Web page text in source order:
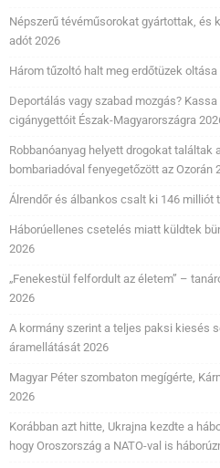
Népszerű tévéműsorokat gyártottak, és
adót 2026
Három tűzoltó halt meg erdőtüzek
Deportálás vagy szabad mozgás?
cigánygettóit Észak-Magyarországra
Robbanóanyag helyett drogokat találtak
bombariadóval fenyegetőzött az Ozorán
Álrendőr és álbankos csalt ki 146 milliót
Háborúellenes csetelés miatt küldtek
2026
„Fenekestül felfordult az életem” –
2026
A kormány szerint a teljes paksi kiesés
áramellátását 2026
Magyar Péter szombaton megígérte,
2026
Korábban azt hitte, Ukrajna kezdte a
hogy Oroszország a NATO-val is